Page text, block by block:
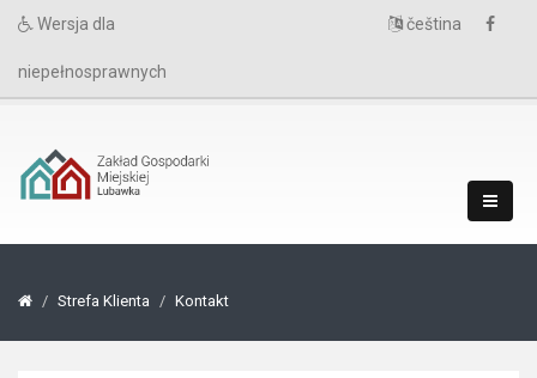
Wersja dla
niepełnosprawnych
čeština
Strefa Klienta Kontakt